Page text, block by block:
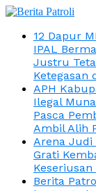
12 Dapur
IPAL
Justru
Ketegasan
APH
Ilegal
Pasca
Ambil Alih
Arena Judi
Grati
Berita